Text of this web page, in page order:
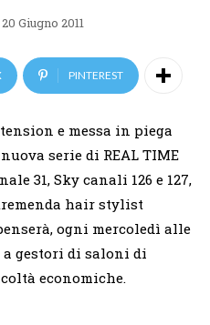
20 Giugno 2011
PINTEREST
e messa in piega
serie di REAL TIME
31, Sky canali 126 e 127,
hair stylist
ogni mercoledì alle
a gestori di saloni di
economiche.